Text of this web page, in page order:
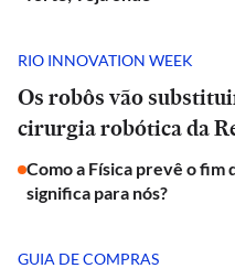
RIO INNOVATION WEEK
Os robôs vão
cirurgia robótica da
Como a Física prevê o fim
significa para nós?
GUIA DE COMPRAS